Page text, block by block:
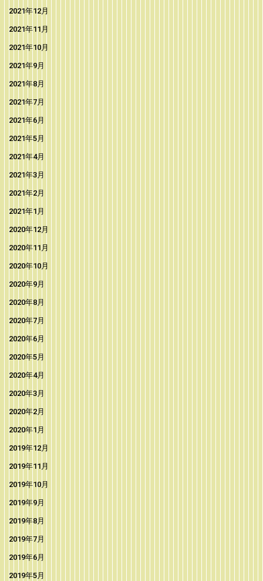
2021年12月
2021年11月
2021年10月
2021年9月
2021年8月
2021年7月
2021年6月
2021年5月
2021年4月
2021年3月
2021年2月
2021年1月
2020年12月
2020年11月
2020年10月
2020年9月
2020年8月
2020年7月
2020年6月
2020年5月
2020年4月
2020年3月
2020年2月
2020年1月
2019年12月
2019年11月
2019年10月
2019年9月
2019年8月
2019年7月
2019年6月
2019年5月